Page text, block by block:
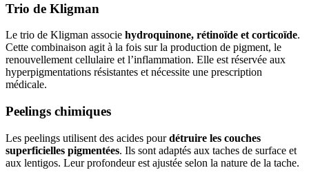
Trio de Kligman
Le trio de Kligman associe hydroquinone, rétinoïde et corticoïde.
Cette combinaison agit à la fois sur la production de pigment, le
renouvellement cellulaire et l’inflammation. Elle est réservée aux
hyperpigmentations résistantes et nécessite une prescription
médicale.
Peelings chimiques
Les peelings utilisent des acides pourdétruire les couches
superficielles pigmentées. Ils sont adaptés aux taches de surface et
aux lentigos. Leur profondeur est ajustée selon la nature de la tache.